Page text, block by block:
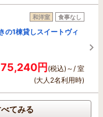
和洋室 食事なし
の1棟貸しスイートヴィ
75,240円(税込)～/ 室
(大人2名利用時)
てみる